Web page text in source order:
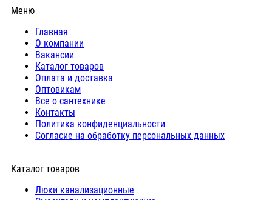
Меню
Главная
О компании
Вакансии
Каталог товаров
Оплата и доставка
Оптовикам
Все о сантехнике
Контакты
Политика конфиденциальности
Согласие на обработку персональных данных
Каталог товаров
Люки канализационные